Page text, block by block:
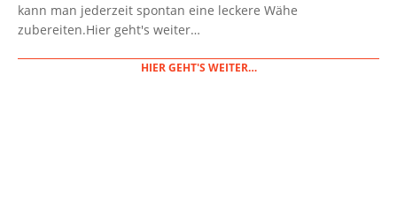
kann man jederzeit spontan eine leckere Wähe
zubereiten.Hier geht's weiter…
HIER GEHT'S WEITER…